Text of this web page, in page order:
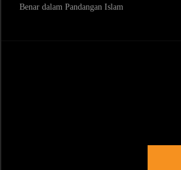
Benar dalam Pandangan Islam